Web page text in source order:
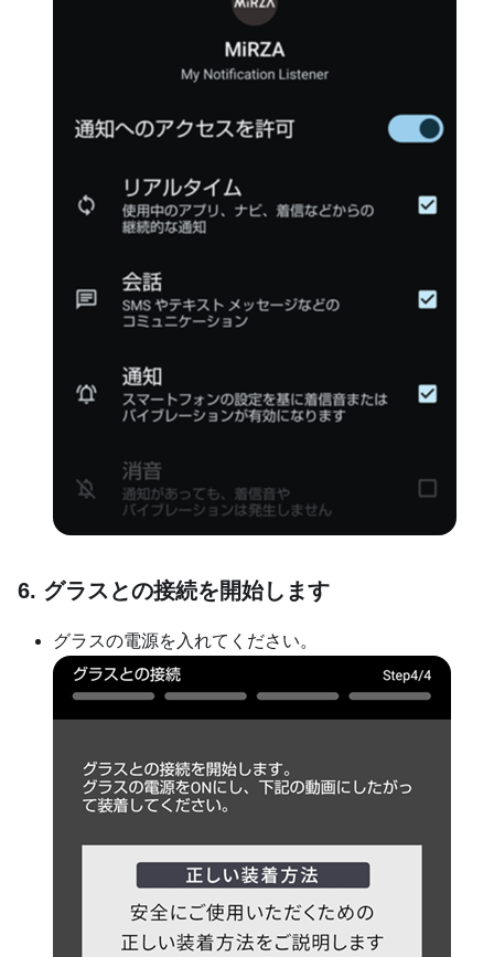
6. グラスとの接続を開始します
グラスの電源を入れてください。